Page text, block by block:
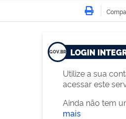
LOGIN
Utilize a sua
acessar este
Ainda não tem
mais